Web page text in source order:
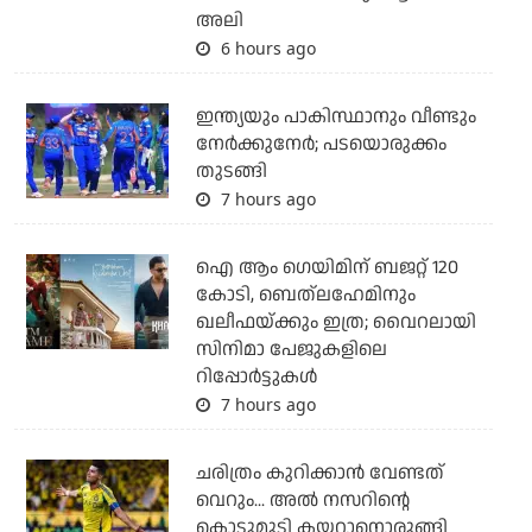
അലി
6 hours ago
ഇന്ത്യയും പാകിസ്ഥാനും വീണ്ടും
നേര്‍ക്കുനേര്‍; പടയൊരുക്കം
തുടങ്ങി
7 hours ago
ഐ ആം ഗെയിമിന് ബജറ്റ് 120
കോടി, ബെത്‌ലഹേമിനും
ഖലീഫയ്ക്കും ഇത്ര; വൈറലായി
സിനിമാ പേജുകളിലെ
റിപ്പോര്‍ട്ടുകള്‍
7 hours ago
ചരിത്രം കുറിക്കാന്‍ വേണ്ടത്
വെറും... അല്‍ നസറിന്റെ